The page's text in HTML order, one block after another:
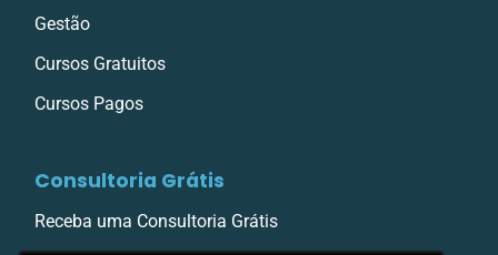
Gestão
Cursos Gratuitos
Cursos Pagos
Consultoria Grátis
Receba uma Consultoria Grátis